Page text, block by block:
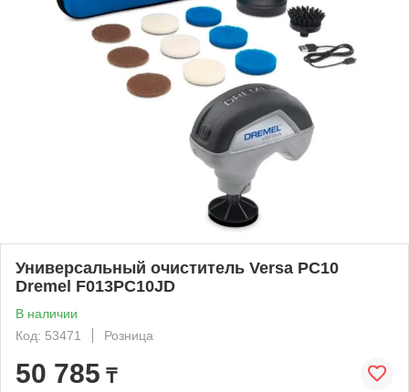
Универсальный очиститель Versa PC10
Dremel F013PC10JD
В наличии
Код: 53471
Розница
50 785 ₸